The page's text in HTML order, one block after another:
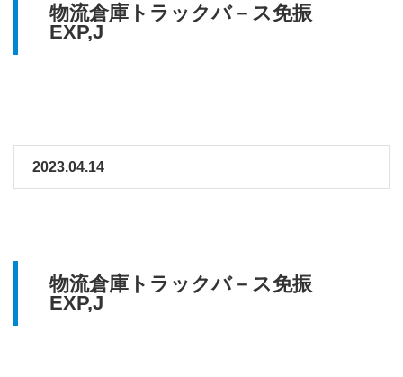
物流倉庫トラックバ－ス免振
EXP,J
2023.04.14
物流倉庫トラックバ－ス免振
EXP,J